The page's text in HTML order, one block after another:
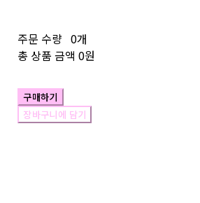
주문 수량 0개
총 상품 금액 0원
구매하기
장바구니에 담기